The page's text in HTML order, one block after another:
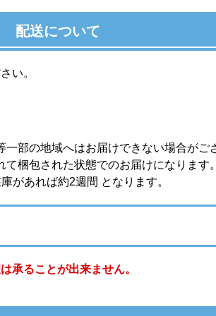
配送について
い。
部の地域へはお届けできない場合がご
梱包された状態でのお届けになります。
があれば約2週間 となります。
承ることが出来ません。